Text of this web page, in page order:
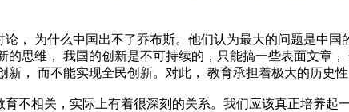
， 为什么中国出不了乔布斯。他们认为最大的问题是中国
思维， 我国的创新是不可持续的，只能搞一些表面文章，
， 而不能实现全民创新。对此， 教育承担着极大的历史性
育不相关，实际上有着很深刻的关系。我们应该真正培养起